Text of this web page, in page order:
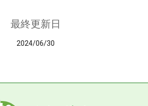
最終更新日
2024/06/30